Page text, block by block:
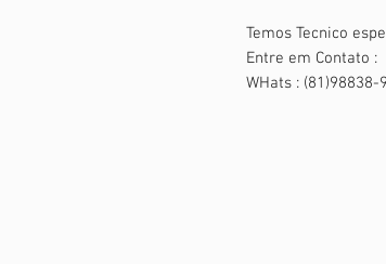
Temos Tecnico
Entre em Contato :
WHats : (81)98838-